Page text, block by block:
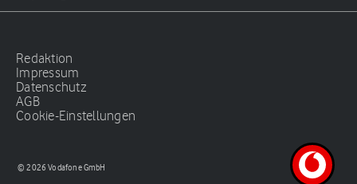
Redaktion
Impressum
Datenschutz
AGB
Cookie-Einstellungen
© 2026 Vodafone GmbH